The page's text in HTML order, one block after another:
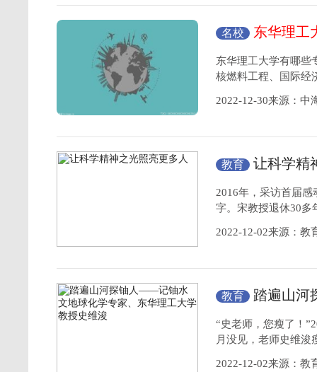
名校
东华理工
介？
东华理工大学有哪些
核燃料工程、国际经
2022-12-30来源：中
教育 让科学精
2016年，采访首届
字。宋教授退休30多
2022-12-02来源：教
教育
踏遍山河
东华理工大学
“史老师，您瘦了！
月没见，老师史维浚
2022-12-02来源：教